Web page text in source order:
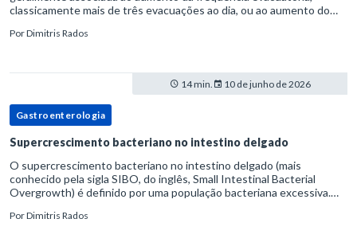
classicamente mais de três evacuações ao dia, ou ao aumento do
PorDimitris Rados
14 min. 10 de junho de 2026
Gastroenterologia
Supercrescimento bacteriano no intestino delgado
O supercrescimento bacteriano no intestino delgado (mais
conhecido pela sigla SIBO, do inglês, Small Intestinal Bacterial
Overgrowth) é definido por uma população bacteriana excessiva.
PorDimitris Rados